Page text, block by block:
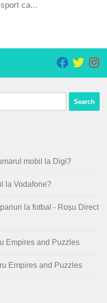
ca...
mobil la Digi?
la Vodafone?
la fotbal - Roșu Direct
Empires and Puzzles
Empires and Puzzles